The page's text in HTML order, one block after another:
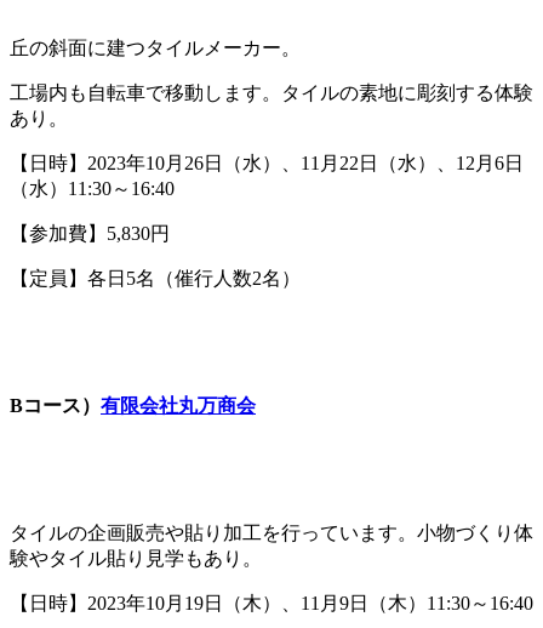
丘の斜面に建つタイルメーカー。
工場内も自転車で移動します。タイルの素地に彫刻する体験
あり。
【日時】2023年10月26日（水）、11月22日（水）、12月6日
（水）11:30～16:40
【参加費】5,830円
【定員】各日5名（催行人数2名）
Bコース） 有限会社丸万商会
タイルの企画販売や貼り加工を行っています。小物づくり体
験やタイル貼り見学もあり。
【日時】2023年10月19日（木）、11月9日（木）11:30～16:40